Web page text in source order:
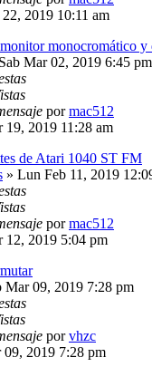
2019 10:11 am
monocromático y
Sab Mar 02, 2019 6:45 pm
pormac512
19, 2019 11:28 am
de Atari 1040 ST FM
» Lun Feb 11, 2019
pormac512
12, 2019 5:04 pm
Mar 09, 2019 7:28 pm
porvhzc
09, 2019 7:28 pm